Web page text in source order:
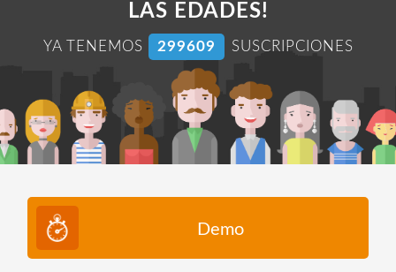
LAS EDADES!
YA TENEMOS 304727 SUSCRIPCIONES
Demo